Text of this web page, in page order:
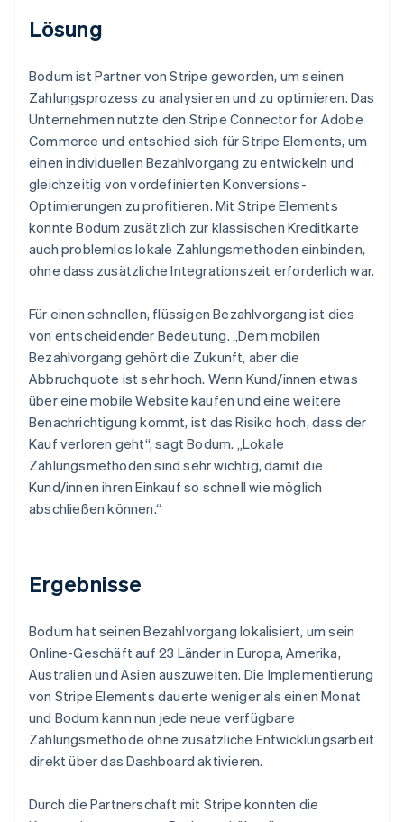
Lösung
Bodum ist Partner von Stripe geworden, um seinen
Zahlungsprozess zu analysieren und zu optimieren. Das
Unternehmen nutzte den Stripe Connector for Adobe
Commerce und entschied sich für Stripe Elements, um
einen individuellen Bezahlvorgang zu entwickeln und
gleichzeitig von vordefinierten Konversions-
Optimierungen zu profitieren. Mit Stripe Elements
konnte Bodum zusätzlich zur klassischen Kreditkarte
auch problemlos lokale Zahlungsmethoden einbinden,
ohne dass zusätzliche Integrationszeit erforderlich war.
Für einen schnellen, flüssigen Bezahlvorgang ist dies
von entscheidender Bedeutung. „Dem mobilen
Bezahlvorgang gehört die Zukunft, aber die
Abbruchquote ist sehr hoch. Wenn Kund/innen etwas
über eine mobile Website kaufen und eine weitere
Benachrichtigung kommt, ist das Risiko hoch, dass der
Kauf verloren geht“, sagt Bodum. „Lokale
Zahlungsmethoden sind sehr wichtig, damit die
Kund/innen ihren Einkauf so schnell wie möglich
abschließen können.“
Ergebnisse
Bodum hat seinen Bezahlvorgang lokalisiert, um sein
Online-Geschäft auf 23 Länder in Europa, Amerika,
Australien und Asien auszuweiten. Die Implementierung
von Stripe Elements dauerte weniger als einen Monat
und Bodum kann nun jede neue verfügbare
Zahlungsmethode ohne zusätzliche Entwicklungsarbeit
direkt über das Dashboard aktivieren.
Durch die Partnerschaft mit Stripe konnten die